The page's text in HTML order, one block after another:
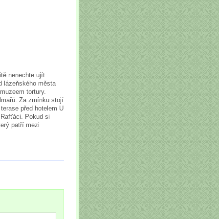
nenechte ujít
lázeňského města
tortury.
Za zmínku stojí
před hotelem U
Pokud si
patří mezi